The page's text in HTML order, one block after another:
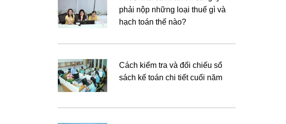
phải nộp những loại thuế gì và
hạch toán thế nào?
Cách kiểm tra và đối chiếu sổ
sách kế toán chi tiết cuối năm